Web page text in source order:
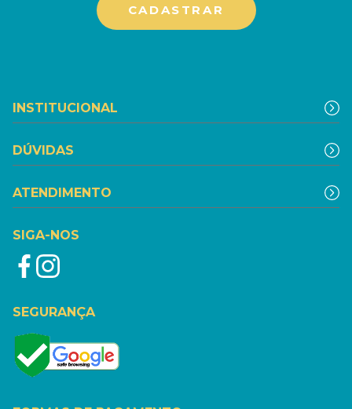
INSTITUCIONAL
DÚVIDAS
ATENDIMENTO
SIGA-NOS
SEGURANÇA